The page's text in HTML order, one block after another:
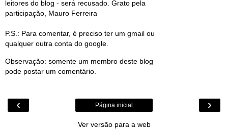
leitores do blog - será recusado. Grato pela
participação, Mauro Ferreira
P.S.: Para comentar, é preciso ter um gmail ou
qualquer outra conta do google.
Observação: somente um membro deste blog
pode postar um comentário.
‹ ›
Página inicial
Ver versão para a web